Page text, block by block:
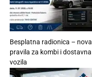
Besplatna radionica – nova
pravila za kombi i dostavna
vozila